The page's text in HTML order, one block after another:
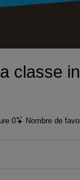
classe
0 Nombre de